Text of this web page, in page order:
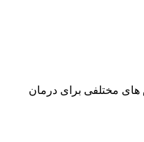
مختلفی برای درمان